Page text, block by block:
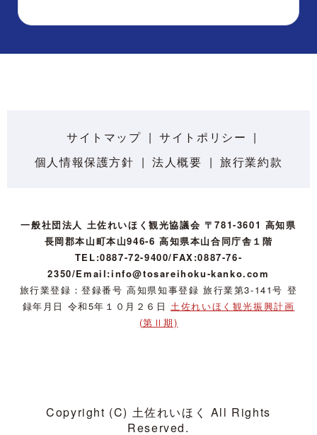
サイトマップ
サイトポリシー
個人情報保護方針
法人概要 旅行業約款
一般社団法人 土佐れいほく観光協議会 〒781-3601 高知県
長岡郡本山町本山946-6 高知県本山合同庁舎１階
TEL:0887-72-9400/FAX:0887-76-
2350/Email:info@tosareihoku-kanko.com
旅行業登録：登録番号 高知県知事登録 旅行業第3-141号 登
録年月日 令和5年１０月２６日土佐れいほく観光振興計画
(第Ⅱ期)
Copyright (C) 土佐れいほく All Rights
Reserved.